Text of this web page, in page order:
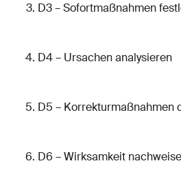
D3 – Sofortmaßnahmen
D4 – Ursachen analysieren
D5 – Korrekturmaßnahmen
D6 – Wirksamkeit